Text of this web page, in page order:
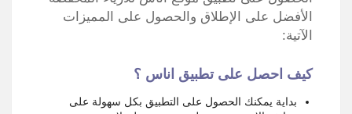
الأفضل على الإطلاق والحصول على المميزات
الآتية:
كيف احصل على تطبيق اناس ؟
بداية يمكنك الحصول على التطبيق بكل سهولة على